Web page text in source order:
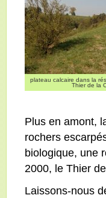
plateau calcaire dans la
Thier de la
Plus en amont,
rochers
biologique, une
2000, le Thier
Laissons-nous